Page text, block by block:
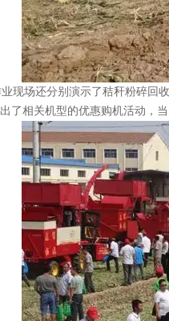
现场还分别演示了秸秆粉碎回
了相关机型的优惠购机活动，